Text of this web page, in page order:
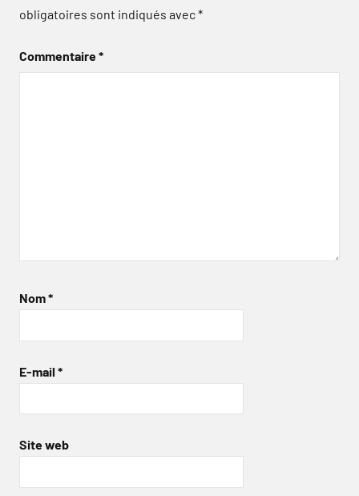
obligatoires sont indiqués avec*
Commentaire*
Nom*
E-mail *
Site web